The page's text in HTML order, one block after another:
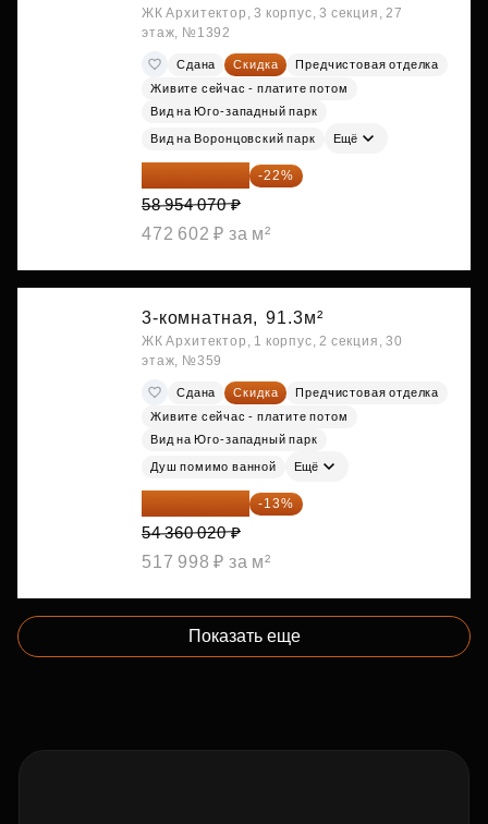
ЖК Архитектор, 3 корпус, 3 секция, 27
этаж, №1392
Сдана Скидка
Предчистовая отделка
Живите сейчас - платите потом
Вид на Юго-западный парк
Вид на Воронцовский парк Ещё
45 984 175 ₽ -22%
58 954 070 ₽
472 602 ₽ за м²
3-комнатная, 91.3м²
ЖК Архитектор, 1 корпус, 2 секция, 30
этаж, №359
Сдана Скидка
Предчистовая отделка
Живите сейчас - платите потом
Вид на Юго-западный парк
Душ помимо ванной Ещё
47 293 217 ₽ -13%
54 360 020 ₽
517 998 ₽ за м²
Показать еще